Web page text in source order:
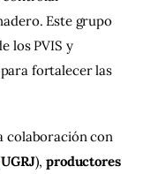
Este grupo
los PVIS y
fortalecer las
colaboración con
UGRJ), productores